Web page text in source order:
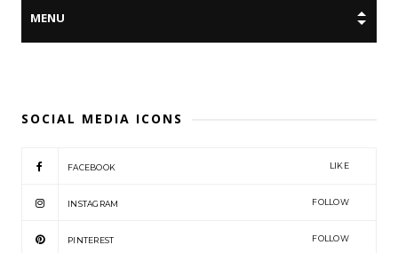
SOCIAL MEDIA ICONS
FACEBOOK LIKE
INSTAGRAM FOLLOW
PINTEREST FOLLOW